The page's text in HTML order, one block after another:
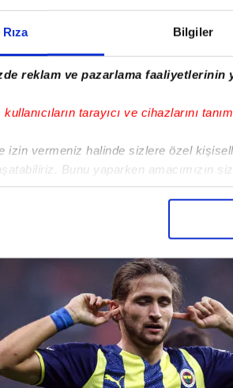
Rıza Bilgiler
reklam ve pazarlama faaliyetlerinin
tarayıcı ve cihazlarını
izin vermeniz halinde sizlere özel
Bunu yaparken amacımızın
adına elimizden gelen çabayı
iyi bir hizmet sunabilmek için İnternet
çeşitli kişisel verileriniz
Diğer çerezler, sitemizin
faaliyetlerinin yapılması,
tercihlerinizi aşağıda yer alan panel
yakın sıralamada yer alan
iki defa öne geçtiği
beraberlikle ayrıldı.